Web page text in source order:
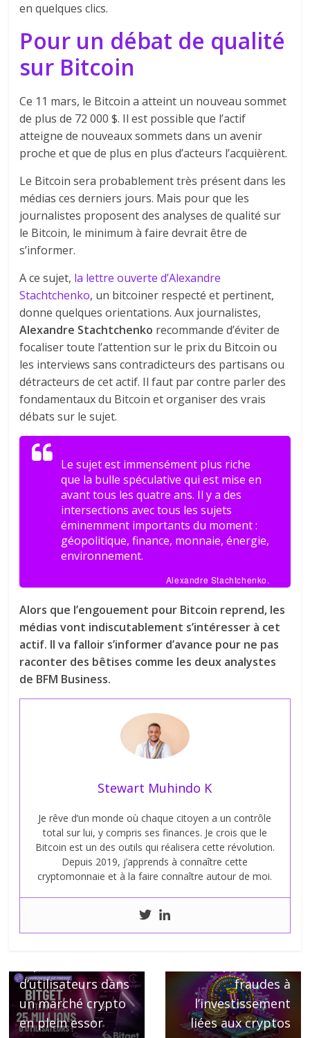
en quelques clics.
Pour un débat de qualité
sur Bitcoin
Ce 11 mars, le Bitcoin a atteint un nouveau sommet
de plus de 72 000 $. Il est possible que l’actif
atteigne de nouveaux sommets dans un avenir
proche et que de plus en plus d’acteurs l’acquièrent.
Le Bitcoin sera probablement très présent dans les
médias ces derniers jours. Mais pour que les
journalistes proposent des analyses de qualité sur
le Bitcoin, le minimum à faire devrait être de
s’informer.
A ce sujet, la lettre ouverte d’Alexandre
Stachtchenko, un bitcoiner respecté et pertinent,
donne quelques orientations. Aux journalistes,
Alexandre Stachtchenko recommande d’éviter de
focaliser toute l’attention sur le prix du Bitcoin ou
les interviews sans contradicteurs des partisans ou
détracteurs de cet actif. Il faut par contre parler des
fondamentaux du Bitcoin et organiser des vrais
débats sur le sujet.
Le sujet est immensément plus riche
que la bulle spéculative qui est mise en
avant tous les quatre ans. Il y a des
intersections avec tous les sujets
éminemment importants du moment :
géopolitique, finance, monnaie, énergie,
environnement.
Alexandre Stachtchenko.
Alors que l’engouement pour Bitcoin reprend, les
médias vont indiscutablement s’intéresser à cet
actif. Il va falloir s’informer d’avance pour ne pas
raconter des bêtises comme les deux analystes
de BFM Business.
Stewart Muhindo K
Je rêve d’un monde où chaque citoyen a un contrôle
total sur lui, y compris ses finances. Je crois que le
Bitcoin est un des outils qui réalisera cette révolution.
Depuis 2019, j’apprends à connaître cette
cryptomonnaie et à la faire connaître autour de moi.
d’utilisateurs dans
un marché crypto
en plein essor
fraudes à
l’investissement
liées aux cryptos